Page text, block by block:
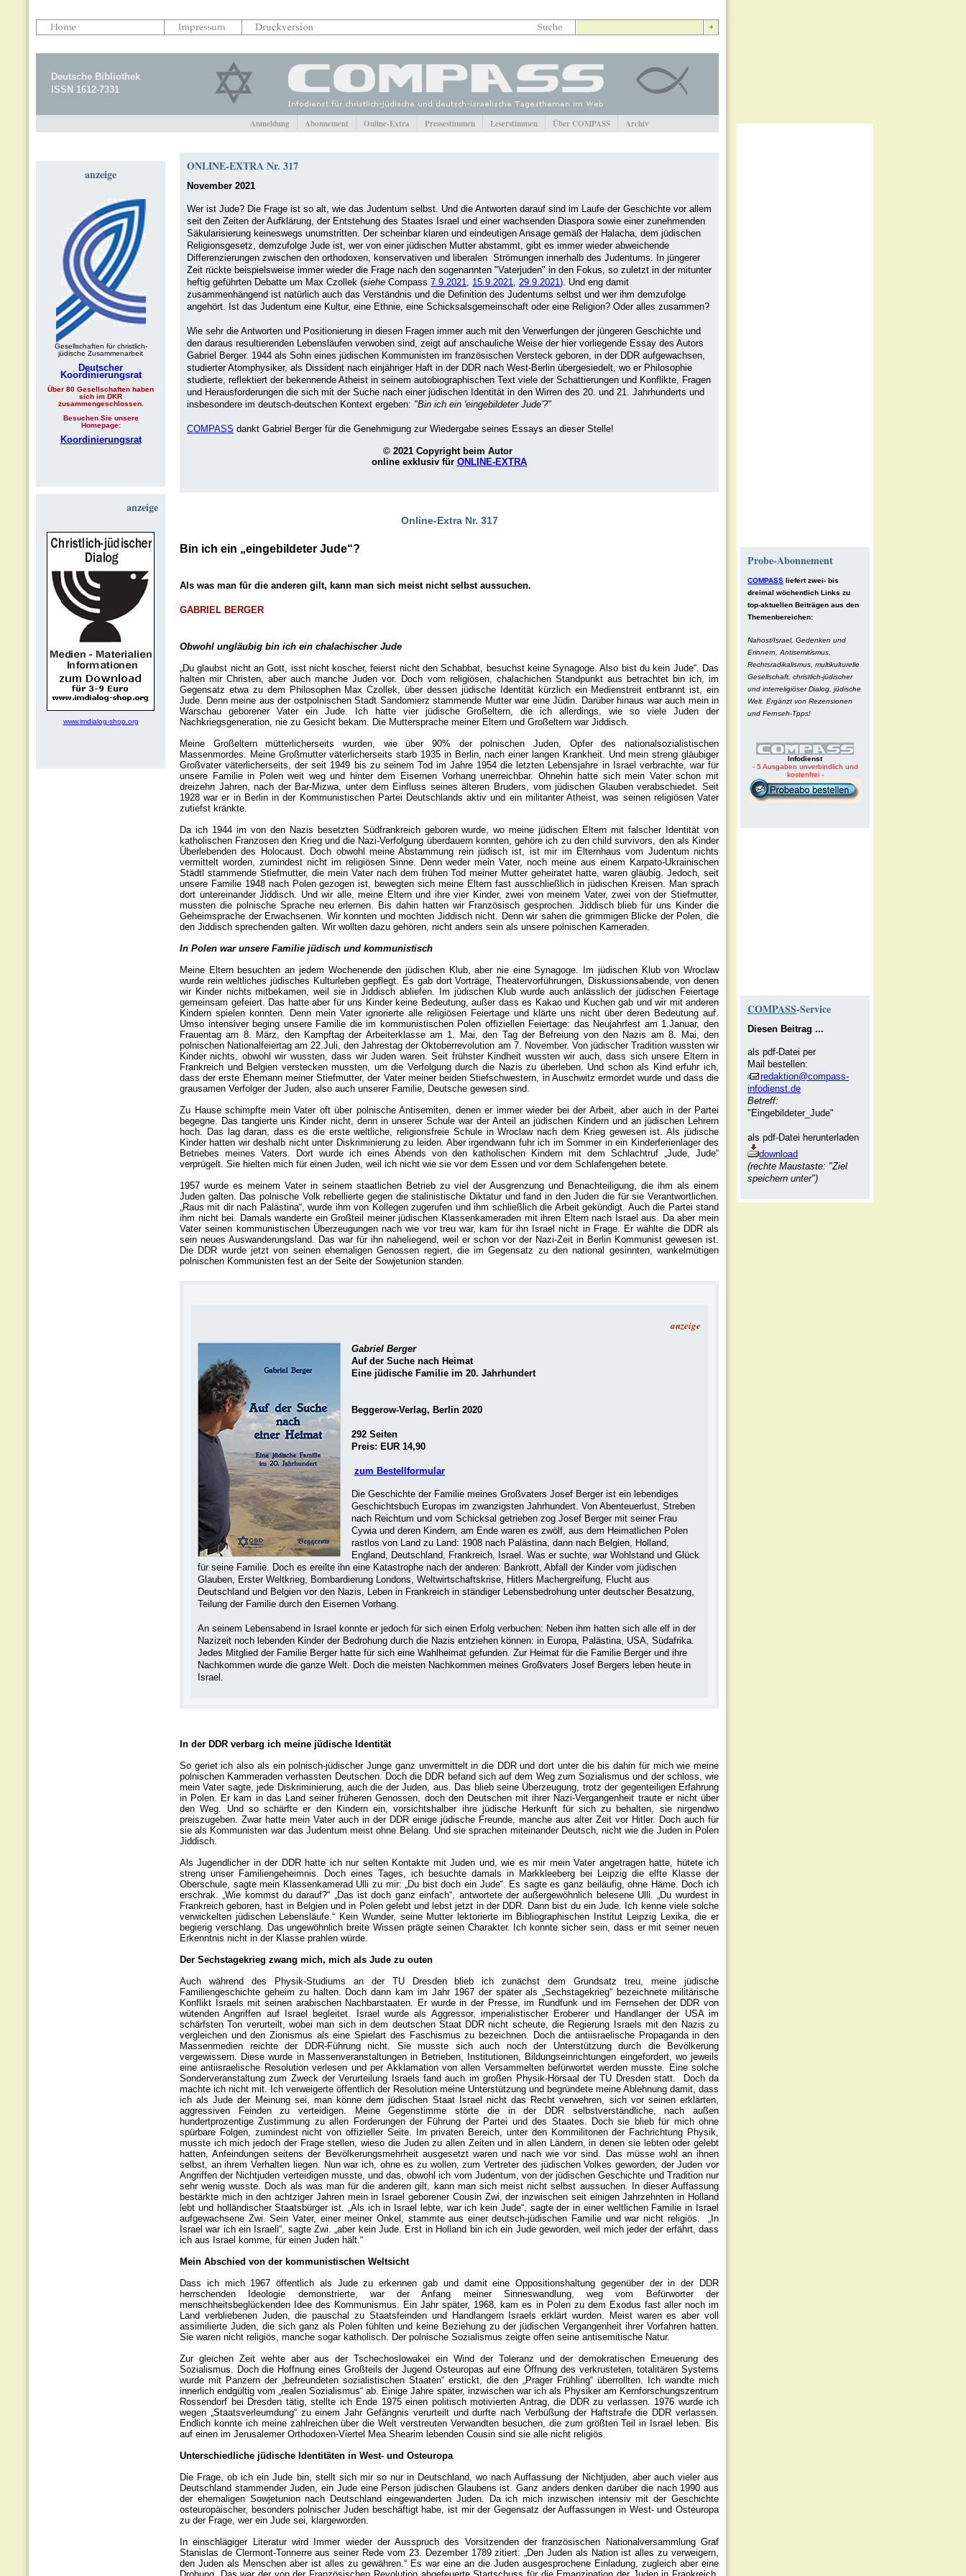
Deutsche Bibliothek
ISSN 1612-7331
Anmeldung Abonnement Online-Extra Pressestimmen Leserstimmen Über COMPASS Archiv
anzeige
Gesellschaften für christlich-
jüdische Zusammenarbeit
Deutscher
Koordinierungsrat
Über 80 Gesellschaften haben
sich im DKR
zusammengeschlossen.
Besuchen Sie unsere
Homepage:
Koordinierungsrat
anzeige
www.imdialog-shop.org
ONLINE-EXTRA Nr. 317
November 2021
Wer ist Jude? Die Frage ist so alt, wie das Judentum selbst. Und die Antworten darauf sind im Laufe der Geschichte vor allem
seit den Zeiten der Aufklärung, der Entstehung des Staates Israel und einer wachsenden Diaspora sowie einer zunehmenden
Säkularisierung keineswegs unumstritten. Der scheinbar klaren und eindeutigen Ansage gemäß der Halacha, dem jüdischen
Religionsgesetz, demzufolge Jude ist, wer von einer jüdischen Mutter abstammt, gibt es immer wieder abweichende
Differenzierungen zwischen den orthodoxen, konservativen und liberalen Strömungen innerhalb des Judentums. In jüngerer
Zeit rückte beispielsweise immer wieder die Frage nach den sogenannten "Vaterjuden" in den Fokus, so zuletzt in der mitunter
heftig geführten Debatte um Max Czollek (siehe Compass 7.9.2021, 15.9.2021, 29.9.2021). Und eng damit
zusammenhängend ist natürlich auch das Verständnis und die Definition des Judentums selbst und wer ihm demzufolge
angehört. Ist das Judentum eine Kultur, eine Ethnie, eine Schicksalsgemeinschaft oder eine Religion? Oder alles zusammen?
Wie sehr die Antworten und Positionierung in diesen Fragen immer auch mit den Verwerfungen der jüngeren Geschichte und
den daraus resultierenden Lebensläufen verwoben sind, zeigt auf anschauliche Weise der hier vorliegende Essay des Autors
Gabriel Berger. 1944 als Sohn eines jüdischen Kommunisten im französischen Versteck geboren, in der DDR aufgewachsen,
studierter Atomphysiker, als Dissident nach einjähriger Haft in der DDR nach West-Berlin übergesiedelt, wo er Philosophie
studierte, reflektiert der bekennende Atheist in seinem autobiographischen Text viele der Schattierungen und Konflikte, Fragen
und Herausforderungen die sich mit der Suche nach einer jüdischen Identität in den Wirren des 20. und 21. Jahrhunderts und
insbesondere im deutsch-deutschen Kontext ergeben: "Bin ich ein 'eingebildeter Jude'?"
COMPASS dankt Gabriel Berger für die Genehmigung zur Wiedergabe seines Essays an dieser Stelle!
© 2021 Copyright beim Autor
online exklusiv für ONLINE-EXTRA
Online-Extra Nr. 317
Bin ich ein „eingebildeter Jude“?
Als was man für die anderen gilt, kann man sich meist nicht selbst aussuchen.
GABRIEL BERGER
Obwohl ungläubig bin ich ein chalachischer Jude
„Du glaubst nicht an Gott, isst nicht koscher, feierst nicht den Schabbat, besuchst keine Synagoge. Also bist du kein Jude“. Das
halten mir Christen, aber auch manche Juden vor. Doch vom religiösen, chalachichen Standpunkt aus betrachtet bin ich, im
Gegensatz etwa zu dem Philosophen Max Czollek, über dessen jüdische Identität kürzlich ein Medienstreit entbrannt ist, ein
Jude. Denn meine aus der ostpolnischen Stadt Sandomierz stammende Mutter war eine Jüdin. Darüber hinaus war auch mein in
Warschau geborener Vater ein Jude. Ich hatte vier jüdische Großeltern, die ich allerdings, wie so viele Juden der
Nachkriegsgeneration, nie zu Gesicht bekam. Die Muttersprache meiner Eltern und Großeltern war Jiddisch.
Meine Großeltern mütterlicherseits wurden, wie über 90% der polnischen Juden, Opfer des nationalsozialistischen
Massenmordes. Meine Großmutter väterlicherseits starb 1935 in Berlin, nach einer langen Krankheit. Und mein streng gläubiger
Großvater väterlicherseits, der seit 1949 bis zu seinem Tod im Jahre 1954 die letzten Lebensjahre in Israel verbrachte, war für
unsere Familie in Polen weit weg und hinter dem Eisernen Vorhang unerreichbar. Ohnehin hatte sich mein Vater schon mit
dreizehn Jahren, nach der Bar-Mizwa, unter dem Einfluss seines älteren Bruders, vom jüdischen Glauben verabschiedet. Seit
1928 war er in Berlin in der Kommunistischen Partei Deutschlands aktiv und ein militanter Atheist, was seinen religiösen Vater
zutiefst kränkte.
Da ich 1944 im von den Nazis besetzten Südfrankreich geboren wurde, wo meine jüdischen Eltern mit falscher Identität von
katholischen Franzosen den Krieg und die Nazi-Verfolgung überdauern konnten, gehöre ich zu den child survivors, den als Kinder
Überlebenden des Holocaust. Doch obwohl meine Abstammung rein jüdisch ist, ist mir im Elternhaus vom Judentum nichts
vermittelt worden, zumindest nicht im religiösen Sinne. Denn weder mein Vater, noch meine aus einem Karpato-Ukrainischen
Städtl stammende Stiefmutter, die mein Vater nach dem frühen Tod meiner Mutter geheiratet hatte, waren gläubig. Jedoch, seit
unsere Familie 1948 nach Polen gezogen ist, bewegten sich meine Eltern fast ausschließlich in jüdischen Kreisen. Man sprach
dort untereinander Jiddisch. Und wir alle, meine Eltern und ihre vier Kinder, zwei von meinem Vater, zwei von der Stiefmutter,
mussten die polnische Sprache neu erlernen. Bis dahin hatten wir Französisch gesprochen. Jiddisch blieb für uns Kinder die
Geheimsprache der Erwachsenen. Wir konnten und mochten Jiddisch nicht. Denn wir sahen die grimmigen Blicke der Polen, die
den Jiddisch sprechenden galten. Wir wollten dazu gehören, nicht anders sein als unsere polnischen Kameraden.
In Polen war unsere Familie jüdisch und kommunistisch
Meine Eltern besuchten an jedem Wochenende den jüdischen Klub, aber nie eine Synagoge. Im jüdischen Klub von Wroclaw
wurde rein weltliches jüdisches Kulturleben gepflegt. Es gab dort Vorträge, Theatervorführungen, Diskussionsabende, von denen
wir Kinder nichts mitbekamen, weil sie in Jiddisch abliefen. Im jüdischen Klub wurde auch anlässlich der jüdischen Feiertage
gemeinsam gefeiert. Das hatte aber für uns Kinder keine Bedeutung, außer dass es Kakao und Kuchen gab und wir mit anderen
Kindern spielen konnten. Denn mein Vater ignorierte alle religiösen Feiertage und klärte uns nicht über deren Bedeutung auf.
Umso intensiver beging unsere Familie die im kommunistischen Polen offiziellen Feiertage: das Neujahrfest am 1.Januar, den
Frauentag am 8. März, den Kampftag der Arbeiterklasse am 1. Mai, den Tag der Befreiung von den Nazis am 8. Mai, den
polnischen Nationalfeiertag am 22.Juli, den Jahrestag der Oktoberrevolution am 7. November. Von jüdischer Tradition wussten wir
Kinder nichts, obwohl wir wussten, dass wir Juden waren. Seit frühster Kindheit wussten wir auch, dass sich unsere Eltern in
Frankreich und Belgien verstecken mussten, um die Verfolgung durch die Nazis zu überleben. Und schon als Kind erfuhr ich,
dass der erste Ehemann meiner Stiefmutter, der Vater meiner beiden Stiefschwestern, in Auschwitz ermordet wurde und dass die
grausamen Verfolger der Juden, also auch unserer Familie, Deutsche gewesen sind.
Zu Hause schimpfte mein Vater oft über polnische Antisemiten, denen er immer wieder bei der Arbeit, aber auch in der Partei
begegne. Das tangierte uns Kinder nicht, denn in unserer Schule war der Anteil an jüdischen Kindern und an jüdischen Lehrern
hoch. Das lag daran, dass es die erste weltliche, religionsfreie Schule in Wroclaw nach dem Krieg gewesen ist. Als jüdische
Kinder hatten wir deshalb nicht unter Diskriminierung zu leiden. Aber irgendwann fuhr ich im Sommer in ein Kinderferienlager des
Betriebes meines Vaters. Dort wurde ich eines Abends von den katholischen Kindern mit dem Schlachtruf „Jude, Jude“
verprügelt. Sie hielten mich für einen Juden, weil ich nicht wie sie vor dem Essen und vor dem Schlafengehen betete.
1957 wurde es meinem Vater in seinem staatlichen Betrieb zu viel der Ausgrenzung und Benachteiligung, die ihm als einem
Juden galten. Das polnische Volk rebellierte gegen die stalinistische Diktatur und fand in den Juden die für sie Verantwortlichen.
„Raus mit dir nach Palästina“, wurde ihm von Kollegen zugerufen und ihm schließlich die Arbeit gekündigt. Auch die Partei stand
ihm nicht bei. Damals wanderte ein Großteil meiner jüdischen Klassenkameraden mit ihren Eltern nach Israel aus. Da aber mein
Vater seinen kommunistischen Überzeugungen nach wie vor treu war, kam für ihn Israel nicht in Frage. Er wählte die DDR als
sein neues Auswanderungsland. Das war für ihn naheliegend, weil er schon vor der Nazi-Zeit in Berlin Kommunist gewesen ist.
Die DDR wurde jetzt von seinen ehemaligen Genossen regiert, die im Gegensatz zu den national gesinnten, wankelmütigen
polnischen Kommunisten fest an der Seite der Sowjetunion standen.
anzeige
Gabriel Berger
Auf der Suche nach Heimat
Eine jüdische Familie im 20. Jahrhundert
Beggerow-Verlag, Berlin 2020
292 Seiten
Preis: EUR 14,90
zum Bestellformular
Die Geschichte der Familie meines Großvaters Josef Berger ist ein lebendiges
Geschichtsbuch Europas im zwanzigsten Jahrhundert. Von Abenteuerlust, Streben
nach Reichtum und vom Schicksal getrieben zog Josef Berger mit seiner Frau
Cywia und deren Kindern, am Ende waren es zwölf, aus dem Heimatlichen Polen
rastlos von Land zu Land: 1908 nach Palästina, dann nach Belgien, Holland,
England, Deutschland, Frankreich, Israel. Was er suchte, war Wohlstand und Glück
für seine Familie. Doch es ereilte ihn eine Katastrophe nach der anderen: Bankrott, Abfall der Kinder vom jüdischen
Glauben, Erster Weltkrieg, Bombardierung Londons, Weltwirtschaftskrise, Hitlers Machergreifung, Flucht aus
Deutschland und Belgien vor den Nazis, Leben in Frankreich in ständiger Lebensbedrohung unter deutscher Besatzung,
Teilung der Familie durch den Eisernen Vorhang.
An seinem Lebensabend in Israel konnte er jedoch für sich einen Erfolg verbuchen: Neben ihm hatten sich alle elf in der
Nazizeit noch lebenden Kinder der Bedrohung durch die Nazis entziehen können: in Europa, Palästina, USA, Südafrika.
Jedes Mitglied der Familie Berger hatte für sich eine Wahlheimat gefunden. Zur Heimat für die Familie Berger und ihre
Nachkommen wurde die ganze Welt. Doch die meisten Nachkommen meines Großvaters Josef Bergers leben heute in
Israel.
In der DDR verbarg ich meine jüdische Identität
So geriet ich also als ein polnisch-jüdischer Junge ganz unvermittelt in die DDR und dort unter die bis dahin für mich wie meine
polnischen Kammeraden verhassten Deutschen. Doch die DDR befand sich auf dem Weg zum Sozialismus und der schloss, wie
mein Vater sagte, jede Diskriminierung, auch die der Juden, aus. Das blieb seine Überzeugung, trotz der gegenteiligen Erfahrung
in Polen. Er kam in das Land seiner früheren Genossen, doch den Deutschen mit ihrer Nazi-Vergangenheit traute er nicht über
den Weg. Und so schärfte er den Kindern ein, vorsichtshalber ihre jüdische Herkunft für sich zu behalten, sie nirgendwo
preiszugeben. Zwar hatte mein Vater auch in der DDR einige jüdische Freunde, manche aus alter Zeit vor Hitler. Doch auch für
sie als Kommunisten war das Judentum meist ohne Belang. Und sie sprachen miteinander Deutsch, nicht wie die Juden in Polen
Jiddisch.
Als Jugendlicher in der DDR hatte ich nur selten Kontakte mit Juden und, wie es mir mein Vater angetragen hatte, hütete ich
streng unser Familiengeheimnis. Doch eines Tages, ich besuchte damals in Markkleeberg bei Leipzig die elfte Klasse der
Oberschule, sagte mein Klassenkamerad Ulli zu mir: „Du bist doch ein Jude“. Es sagte es ganz beiläufig, ohne Häme. Doch ich
erschrak. „Wie kommst du darauf?“ „Das ist doch ganz einfach“, antwortete der außergewöhnlich belesene Ulli. „Du wurdest in
Frankreich geboren, hast in Belgien und in Polen gelebt und lebst jetzt in der DDR. Dann bist du ein Jude. Ich kenne viele solche
verwickelten jüdischen Lebensläufe.“ Kein Wunder, seine Mutter lektorierte im Bibliographischen Institut Leipzig Lexika, die er
begierig verschlang. Das ungewöhnlich breite Wissen prägte seinen Charakter. Ich konnte sicher sein, dass er mit seiner neuen
Erkenntnis nicht in der Klasse prahlen würde.
Der Sechstagekrieg zwang mich, mich als Jude zu outen
Auch während des Physik-Studiums an der TU Dresden blieb ich zunächst dem Grundsatz treu, meine jüdische
Familiengeschichte geheim zu halten. Doch dann kam im Jahr 1967 der später als „Sechstagekrieg“ bezeichnete militärische
Konflikt Israels mit seinen arabischen Nachbarstaaten. Er wurde in der Presse, im Rundfunk und im Fernsehen der DDR von
wütenden Angriffen auf Israel begleitet. Israel wurde als Aggressor, imperialistischer Eroberer und Handlanger der USA im
schärfsten Ton verurteilt, wobei man sich in dem deutschen Staat DDR nicht scheute, die Regierung Israels mit den Nazis zu
vergleichen und den Zionismus als eine Spielart des Faschismus zu bezeichnen. Doch die antiisraelische Propaganda in den
Massenmedien reichte der DDR-Führung nicht. Sie musste sich auch noch der Unterstützung durch die Bevölkerung
vergewissern. Diese wurde in Massenveranstaltungen in Betrieben, Institutionen, Bildungseinrichtungen eingefordert, wo jeweils
eine antiisraelische Resolution verlesen und per Akklamation von allen Versammelten befürwortet werden musste. Eine solche
Sonderveranstaltung zum Zweck der Verurteilung Israels fand auch im großen Physik-Hörsaal der TU Dresden statt. Doch da
machte ich nicht mit. Ich verweigerte öffentlich der Resolution meine Unterstützung und begründete meine Ablehnung damit, dass
ich als Jude der Meinung sei, man könne dem jüdischen Staat Israel nicht das Recht verwehren, sich vor seinen erklärten,
aggressiven Feinden zu verteidigen. Meine Gegenstimme störte die in der DDR selbstverständliche, nach außen
hundertprozentige Zustimmung zu allen Forderungen der Führung der Partei und des Staates. Doch sie blieb für mich ohne
spürbare Folgen, zumindest nicht von offizieller Seite. Im privaten Bereich, unter den Kommilitonen der Fachrichtung Physik,
musste ich mich jedoch der Frage stellen, wieso die Juden zu allen Zeiten und in allen Ländern, in denen sie lebten oder gelebt
hatten, Anfeindungen seitens der Bevölkerungsmehrheit ausgesetzt waren und nach wie vor sind. Das müsse wohl an ihnen
selbst, an ihrem Verhalten liegen. Nun war ich, ohne es zu wollen, zum Vertreter des jüdischen Volkes geworden, der Juden vor
Angriffen der Nichtjuden verteidigen musste, und das, obwohl ich vom Judentum, von der jüdischen Geschichte und Tradition nur
sehr wenig wusste. Doch als was man für die anderen gilt, kann man sich meist nicht selbst aussuchen. In dieser Auffassung
bestärkte mich in den achtziger Jahren mein in Israel geborener Cousin Zwi, der inzwischen seit einigen Jahrzehnten in Holland
lebt und holländischer Staatsbürger ist. „Als ich in Israel lebte, war ich kein Jude“, sagte der in einer weltlichen Familie in Israel
aufgewachsene Zwi. Sein Vater, einer meiner Onkel, stammte aus einer deutsch-jüdischen Familie und war nicht religiös. „In
Israel war ich ein Israeli“, sagte Zwi. „aber kein Jude. Erst in Holland bin ich ein Jude geworden, weil mich jeder der erfährt, dass
ich aus Israel komme, für einen Juden hält.“
Mein Abschied von der kommunistischen Weltsicht
Dass ich mich 1967 öffentlich als Jude zu erkennen gab und damit eine Oppositionshaltung gegenüber der in der DDR
herrschenden Ideologie demonstrierte, war der Anfang meiner Sinneswandlung, weg vom Befürworter der
menschheitsbeglückenden Idee des Kommunismus. Ein Jahr später, 1968, kam es in Polen zu dem Exodus fast aller noch im
Land verbliebenen Juden, die pauschal zu Staatsfeinden und Handlangern Israels erklärt wurden. Meist waren es aber voll
assimilierte Juden, die sich ganz als Polen fühlten und keine Beziehung zu der jüdischen Vergangenheit ihrer Vorfahren hatten.
Sie waren nicht religiös, manche sogar katholisch. Der polnische Sozialismus zeigte offen seine antisemitische Natur.
Zur gleichen Zeit wehte aber aus der Tschechoslowakei ein Wind der Toleranz und der demokratischen Erneuerung des
Sozialismus. Doch die Hoffnung eines Großteils der Jugend Osteuropas auf eine Öffnung des verkrusteten, totalitären Systems
wurde mit Panzern der „befreundeten sozialistischen Staaten“ erstickt, die den „Prager Frühling“ überrollten. Ich wandte mich
innerlich endgültig vom „realen Sozialismus“ ab. Einige Jahre später, inzwischen war ich als Physiker am Kernforschungszentrum
Rossendorf bei Dresden tätig, stellte ich Ende 1975 einen politisch motivierten Antrag, die DDR zu verlassen. 1976 wurde ich
wegen „Staatsverleumdung“ zu einem Jahr Gefängnis verurteilt und durfte nach Verbüßung der Haftstrafe die DDR verlassen.
Endlich konnte ich meine zahlreichen über die Welt verstreuten Verwandten besuchen, die zum größten Teil in Israel leben. Bis
auf einen im Jerusalemer Orthodoxen-Viertel Mea Shearim lebenden Cousin sind sie alle nicht religiös.
Unterschiedliche jüdische Identitäten in West- und Osteuropa
Die Frage, ob ich ein Jude bin, stellt sich mir so nur in Deutschland, wo nach Auffassung der Nichtjuden, aber auch vieler aus
Deutschland stammender Juden, ein Jude eine Person jüdischen Glaubens ist. Ganz anders denken darüber die nach 1990 aus
der ehemaligen Sowjetunion nach Deutschland eingewanderten Juden. Da ich mich inzwischen intensiv mit der Geschichte
osteuropäischer, besonders polnischer Juden beschäftigt habe, ist mir der Gegensatz der Auffassungen in West- und Osteuropa
zu der Frage, wer ein Jude sei, klargeworden.
In einschlägiger Literatur wird Immer wieder der Ausspruch des Vorsitzenden der französischen Nationalversammlung Graf
Stanislas de Clermont-Tonnerre aus seiner Rede vom 23. Dezember 1789 zitiert: „Den Juden als Nation ist alles zu verweigern,
den Juden als Menschen aber ist alles zu gewähren.“ Es war eine an die Juden ausgesprochene Einladung, zugleich aber eine
Probe-Abonnement
COMPASS liefert zwei- bis
dreimal wöchentlich Links zu
top-aktuellen Beiträgen aus den
Themenbereichen:
Nahost/Israel, Gedenken und
Erinnern, Antisemitismus,
Rechtsradikalismus, multikulturelle
Gesellschaft, christlich-jüdischer
und interreligiöser Dialog, jüdische
Welt. Ergänzt von Rezensionen
und Fernseh-Tpps!
Infodienst
- 5 Ausgaben unverbindlich und
kostenfrei -
COMPASS-Service
Diesen Beitrag ...
als pdf-Datei per
Mail bestellen:
redaktion@compass-
infodienst.de
Betreff:
"Eingebildeter_Jude"
als pdf-Datei herunterladen
download
(rechte Maustaste: "Ziel
speichern unter")